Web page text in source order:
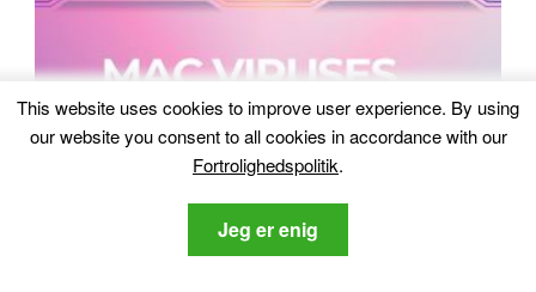
This website uses cookies to improve user experience. By using
our website you consent to all cookies in accordance with our
Fortrolighedspolitik.
Jeg er enig